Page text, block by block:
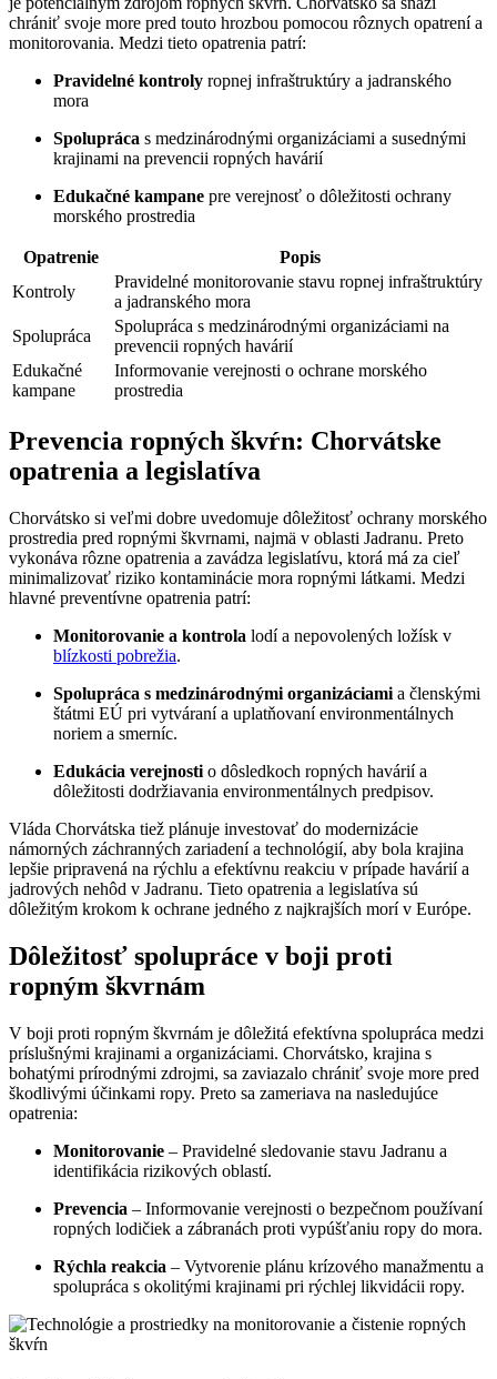
chrániť svoje more pred touto hrozbou pomocou rôznych opatrení a
monitorovania. Medzi tieto opatrenia patrí:
Pravidelné kontroly ropnej infraštruktúry a jadranského
mora
Spolupráca s medzinárodnými organizáciami a susednými
krajinami na prevencii ropných havárií
Edukačné kampane pre verejnosť o dôležitosti ochrany
morského prostredia
Opatrenie
Popis
Kontroly
Pravidelné monitorovanie stavu ropnej infraštruktúry
a jadranského mora
Spolupráca
Spolupráca s medzinárodnými organizáciami na
prevencii ropných havárií
Edukačné
kampane
Informovanie verejnosti o ochrane morského
prostredia
Prevencia ropných škvŕn: Chorvátske
opatrenia a legislatíva
Chorvátsko si veľmi dobre uvedomuje dôležitosť ochrany morského
prostredia pred ropnými škvrnami, najmä v oblasti Jadranu. Preto
vykonáva rôzne opatrenia a zavádza legislatívu, ktorá má za cieľ
minimalizovať riziko kontaminácie mora ropnými látkami. Medzi
hlavné preventívne opatrenia patrí:
Monitorovanie a kontrola lodí a nepovolených ložísk v
blízkosti pobrežia.
Spolupráca s medzinárodnými organizáciami a členskými
štátmi EÚ pri vytváraní a uplatňovaní environmentálnych
noriem a smerníc.
Edukácia verejnosti o dôsledkoch ropných havárií a
dôležitosti dodržiavania environmentálnych predpisov.
Vláda Chorvátska tiež plánuje investovať do modernizácie
námorných záchranných zariadení a technológií, aby bola krajina
lepšie pripravená na rýchlu a efektívnu reakciu v prípade havárií a
jadrových nehôd v Jadranu. Tieto opatrenia a legislatíva sú
dôležitým krokom k ochrane jedného z najkrajších morí v Európe.
Dôležitosť spolupráce v boji proti
ropným škvrnám
V boji proti ropným škvrnám je dôležitá efektívna spolupráca medzi
príslušnými krajinami a organizáciami. Chorvátsko, krajina s
bohatými prírodnými zdrojmi, sa zaviazalo chrániť svoje more pred
škodlivými účinkami ropy. Preto sa zameriava na nasledujúce
opatrenia:
Monitorovanie – Pravidelné sledovanie stavu Jadranu a
identifikácia rizikových oblastí.
Prevencia – Informovanie verejnosti o bezpečnom používaní
ropných lodičiek a zábranách proti vypúšťaniu ropy do mora.
Rýchla reakcia – Vytvorenie plánu krízového manažmentu a
spolupráca s okolitými krajinami pri rýchlej likvidácii ropy.